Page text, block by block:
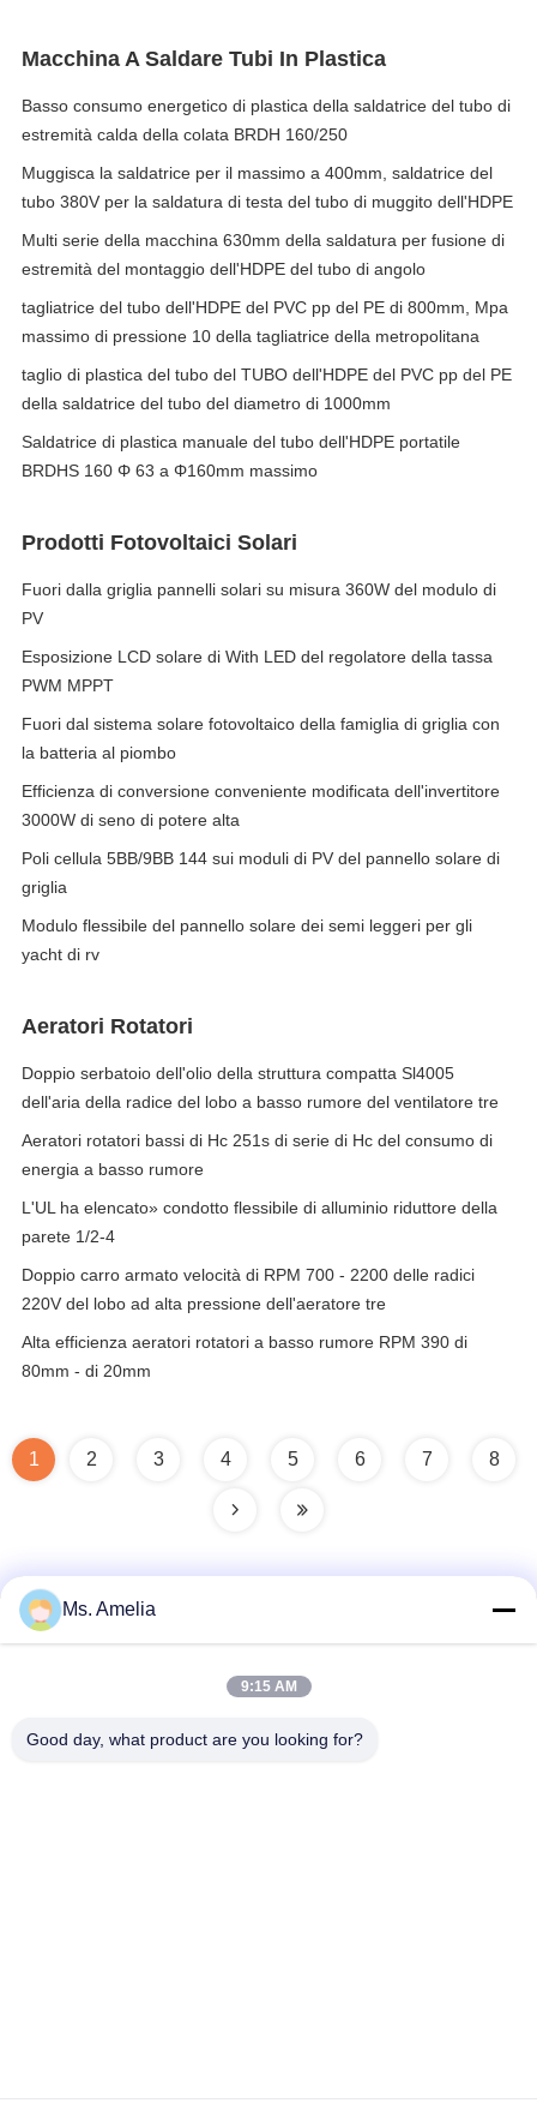
Macchina A Saldare Tubi In Plastica
Basso consumo energetico di plastica della saldatrice del tubo di
estremità calda della colata BRDH 160/250
Muggisca la saldatrice per il massimo a 400mm, saldatrice del
tubo 380V per la saldatura di testa del tubo di muggito dell'HDPE
Multi serie della macchina 630mm della saldatura per fusione di
estremità del montaggio dell'HDPE del tubo di angolo
tagliatrice del tubo dell'HDPE del PVC pp del PE di 800mm, Mpa
massimo di pressione 10 della tagliatrice della metropolitana
taglio di plastica del tubo del TUBO dell'HDPE del PVC pp del PE
della saldatrice del tubo del diametro di 1000mm
Saldatrice di plastica manuale del tubo dell'HDPE portatile
BRDHS 160 Φ 63 a Φ160mm massimo
Prodotti Fotovoltaici Solari
Fuori dalla griglia pannelli solari su misura 360W del modulo di
PV
Esposizione LCD solare di With LED del regolatore della tassa
PWM MPPT
Fuori dal sistema solare fotovoltaico della famiglia di griglia con
la batteria al piombo
Efficienza di conversione conveniente modificata dell'invertitore
3000W di seno di potere alta
Poli cellula 5BB/9BB 144 sui moduli di PV del pannello solare di
griglia
Modulo flessibile del pannello solare dei semi leggeri per gli
yacht di rv
Aeratori Rotatori
Doppio serbatoio dell'olio della struttura compatta Sl4005
dell'aria della radice del lobo a basso rumore del ventilatore tre
Aeratori rotatori bassi di Hc 251s di serie di Hc del consumo di
energia a basso rumore
L'UL ha elencato» condotto flessibile di alluminio riduttore della
parete 1/2-4
Doppio carro armato velocità di RPM 700 - 2200 delle radici
220V del lobo ad alta pressione dell'aeratore tre
Alta efficienza aeratori rotatori a basso rumore RPM 390 di
80mm - di 20mm
1 2 3 4 5 6 7 8
- No, no, no, no.122, Xizhang Road, città di Wuxi, provincia
Ms. Amelia
9:15 AM
Good day, what product are you looking for?